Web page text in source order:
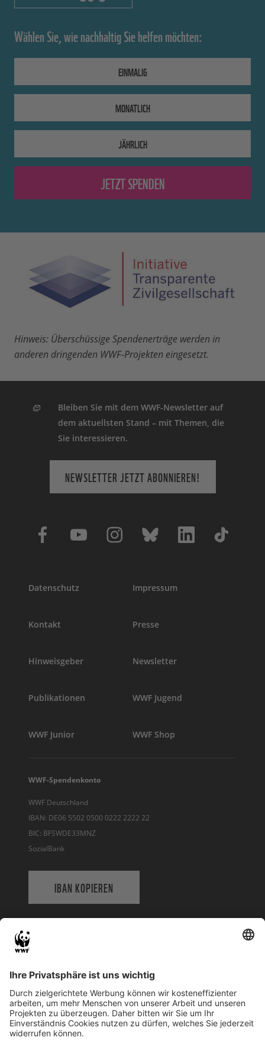
Wählen Sie, wie nachhaltig Sie helfen möchten:
EINMALIG
MONATLICH
JÄHRLICH
Hinweis: Überschüssige Spendenerträge werden in
anderen dringenden WWF-Projekten eingesetzt.
Bleiben Sie mit dem WWF-Newsletter auf
dem aktuellsten Stand – mit Themen, die
Sie interessieren.
NEWSLETTER JETZT ABONNIEREN!
Datenschutz Impressum
Kontakt Presse
Hinweisgeber Newsletter
Publikationen WWF Jugend
WWF Junior WWF Shop
WWF-Spendenkonto
WWF Deutschland
IBAN: DE06 5502 0500 0222 2222 22
BIC: BFSWDE33MNZ
SozialBank
IBAN KOPIEREN
WWF Deutschland
Reinhardtstr. 18
10117 Berlin
Tel.: 030-311 777 700
Ihre Spende kann steuerlich geltend gemacht werden